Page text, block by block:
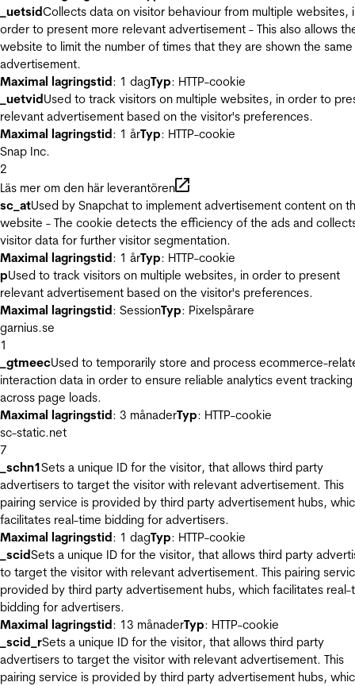
_uetsidCollects data on visitor behaviour from multiple websites,
order to present more relevant advertisement - This also allows
website to limit the number of times that they are shown the same
advertisement.
Maximal lagringstid: 1 dagTyp: HTTP-cookie
_uetvidUsed to track visitors on multiple websites, in order to
relevant advertisement based on the visitor's preferences.
Maximal lagringstid: 1 årTyp: HTTP-cookie
Snap Inc.
2
Läs mer om den här leverantören
sc_atUsed by Snapchat to implement advertisement content on
website - The cookie detects the efficiency of the ads and
visitor data for further visitor segmentation.
Maximal lagringstid: 1 årTyp: HTTP-cookie
pUsed to track visitors on multiple websites, in order to present
relevant advertisement based on the visitor's preferences.
Maximal lagringstid: SessionTyp: Pixelspårare
garnius.se
1
_gtmeecUsed to temporarily store and process ecommerce-
interaction data in order to ensure reliable analytics event tracking
across page loads.
Maximal lagringstid: 3 månaderTyp: HTTP-cookie
sc-static.net
7
_schn1Sets a unique ID for the visitor, that allows third party
advertisers to target the visitor with relevant advertisement. This
pairing service is provided by third party advertisement hubs,
facilitates real-time bidding for advertisers.
Maximal lagringstid: 1 dagTyp: HTTP-cookie
_scidSets a unique ID for the visitor, that allows third party
to target the visitor with relevant advertisement. This pairing
provided by third party advertisement hubs, which facilitates real-
bidding for advertisers.
Maximal lagringstid: 13 månaderTyp: HTTP-cookie
_scid_rSets a unique ID for the visitor, that allows third party
advertisers to target the visitor with relevant advertisement. This
pairing service is provided by third party advertisement hubs,